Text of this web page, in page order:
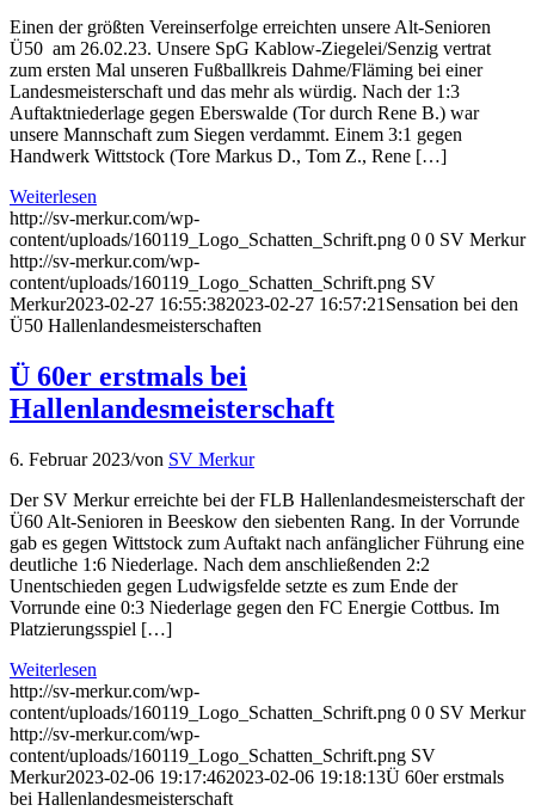
Einen der größten Vereinserfolge erreichten unsere Alt-Senioren
Ü50 am 26.02.23. Unsere SpG Kablow-Ziegelei/Senzig vertrat
zum ersten Mal unseren Fußballkreis Dahme/Fläming bei einer
Landesmeisterschaft und das mehr als würdig. Nach der 1:3
Auftaktniederlage gegen Eberswalde (Tor durch Rene B.) war
unsere Mannschaft zum Siegen verdammt. Einem 3:1 gegen
Handwerk Wittstock (Tore Markus D., Tom Z., Rene […]
Weiterlesen
http://sv-merkur.com/wp-
content/uploads/160119_Logo_Schatten_Schrift.png 0 0 SV Merkur
http://sv-merkur.com/wp-
content/uploads/160119_Logo_Schatten_Schrift.png SV
Merkur2023-02-27 16:55:382023-02-27 16:57:21 Sensation bei den
Ü50 Hallenlandesmeisterschaften
Ü 60er erstmals bei
Hallenlandesmeisterschaft
6. Februar 2023/von SV Merkur
Der SV Merkur erreichte bei der FLB Hallenlandesmeisterschaft der
Ü60 Alt-Senioren in Beeskow den siebenten Rang. In der Vorrunde
gab es gegen Wittstock zum Auftakt nach anfänglicher Führung eine
deutliche 1:6 Niederlage. Nach dem anschließenden 2:2
Unentschieden gegen Ludwigsfelde setzte es zum Ende der
Vorrunde eine 0:3 Niederlage gegen den FC Energie Cottbus. Im
Platzierungsspiel […]
Weiterlesen
http://sv-merkur.com/wp-
content/uploads/160119_Logo_Schatten_Schrift.png 0 0 SV Merkur
http://sv-merkur.com/wp-
content/uploads/160119_Logo_Schatten_Schrift.png SV
Merkur2023-02-06 19:17:462023-02-06 19:18:13Ü 60er erstmals
bei Hallenlandesmeisterschaft